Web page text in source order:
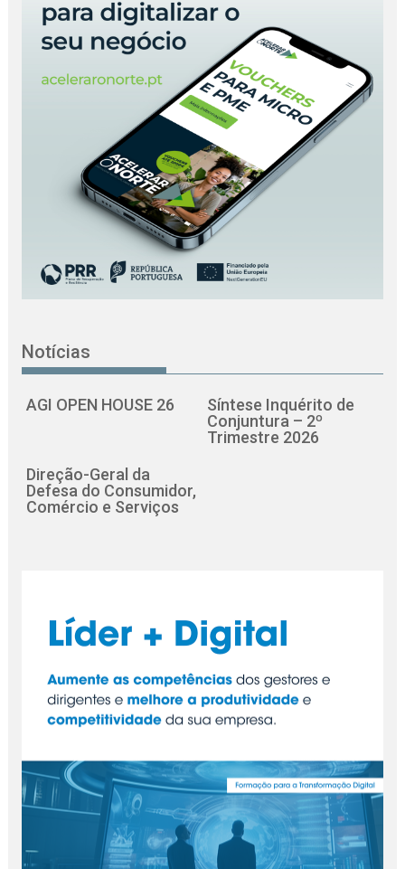
Notícias
AGI OPEN HOUSE 26
Síntese Inquérito de
Conjuntura – 2º
Trimestre 2026
Direção-Geral da
Defesa do Consumidor,
Comércio e Serviços